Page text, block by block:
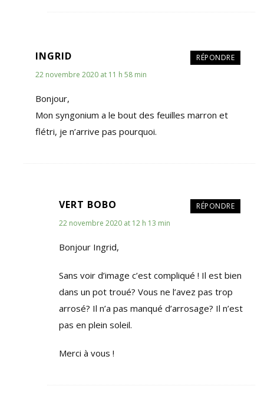
RÉPONDRE
INGRID
22 novembre 2020 at 11 h 58 min
Bonjour,
Mon syngonium a le bout des feuilles marron et
flétri, je n’arrive pas pourquoi.
RÉPONDRE
VERT BOBO
22 novembre 2020 at 12 h 13 min
Bonjour Ingrid,
Sans voir d’image c’est compliqué ! Il est bien
dans un pot troué? Vous ne l’avez pas trop
arrosé? Il n’a pas manqué d’arrosage? Il n’est
pas en plein soleil.
Merci à vous !